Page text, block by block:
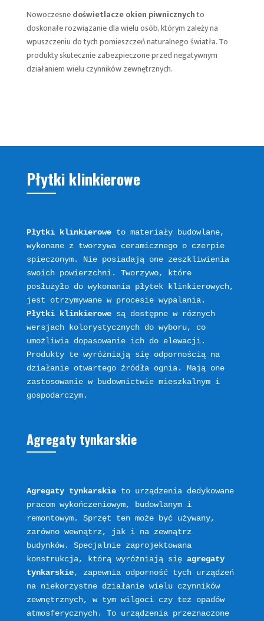
Nowoczesnedoświetlacze okien piwnicznychto
doskonałe rozwiązanie dla wielu osób, którym zależy na
wpuszczeniu do tych pomieszczeń naturalnego światła. To
produkty skutecznie zabezpieczone przed negatywnym
działaniem wielu czynników zewnętrznych.
Płytki klinkierowe
Płytki klinkierowe to materiały budowlane,
wykonane z tworzywa ceramicznego o czerpie
spieczonym. Nie posiadają one zeszkliwienia
swoich powierzchni. Tworzywo, które
posłużyło do wykonania płytek klinkierowych,
Płytki klinkierowe są dostępne w różnych
wersjach kolorystycznych do wyboru, co
umożliwia dopasowanie ich do elewacji.
Produkty te wyróżniają się odpornością na
działanie otwartego źródła ognia. Mają one
zastosowanie w budownictwie mieszkalnym i
Agregaty tynkarskie
Agregaty tynkarskie to urządzenia dedykowane
pracom wykończeniowym, budowlanym i
remontowym. Sprzęt ten może być używany,
zarówno wewnątrz, jak i na zewnątrz
budynków. Specjalnie zaprojektowana
konstrukcja, którą wyróżniają się agregaty
tynkarskie, zapewnia odporność tych urządzeń
na niekorzystne działanie wielu czynników
zewnętrznych, w tym wilgoci czy też opadów
atmosferycznych. To urządzenia przeznaczone